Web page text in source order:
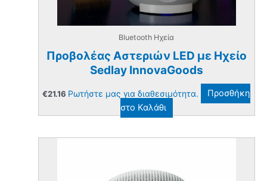
Bluetooth Ηχεία
Προβολέας Αστεριών LED με Ηχείο
Sedlay InnovaGoods
€21.16 Ρωτήστε μας για διαθεσιμότητα.
Προσθήκη
στο Καλάθι